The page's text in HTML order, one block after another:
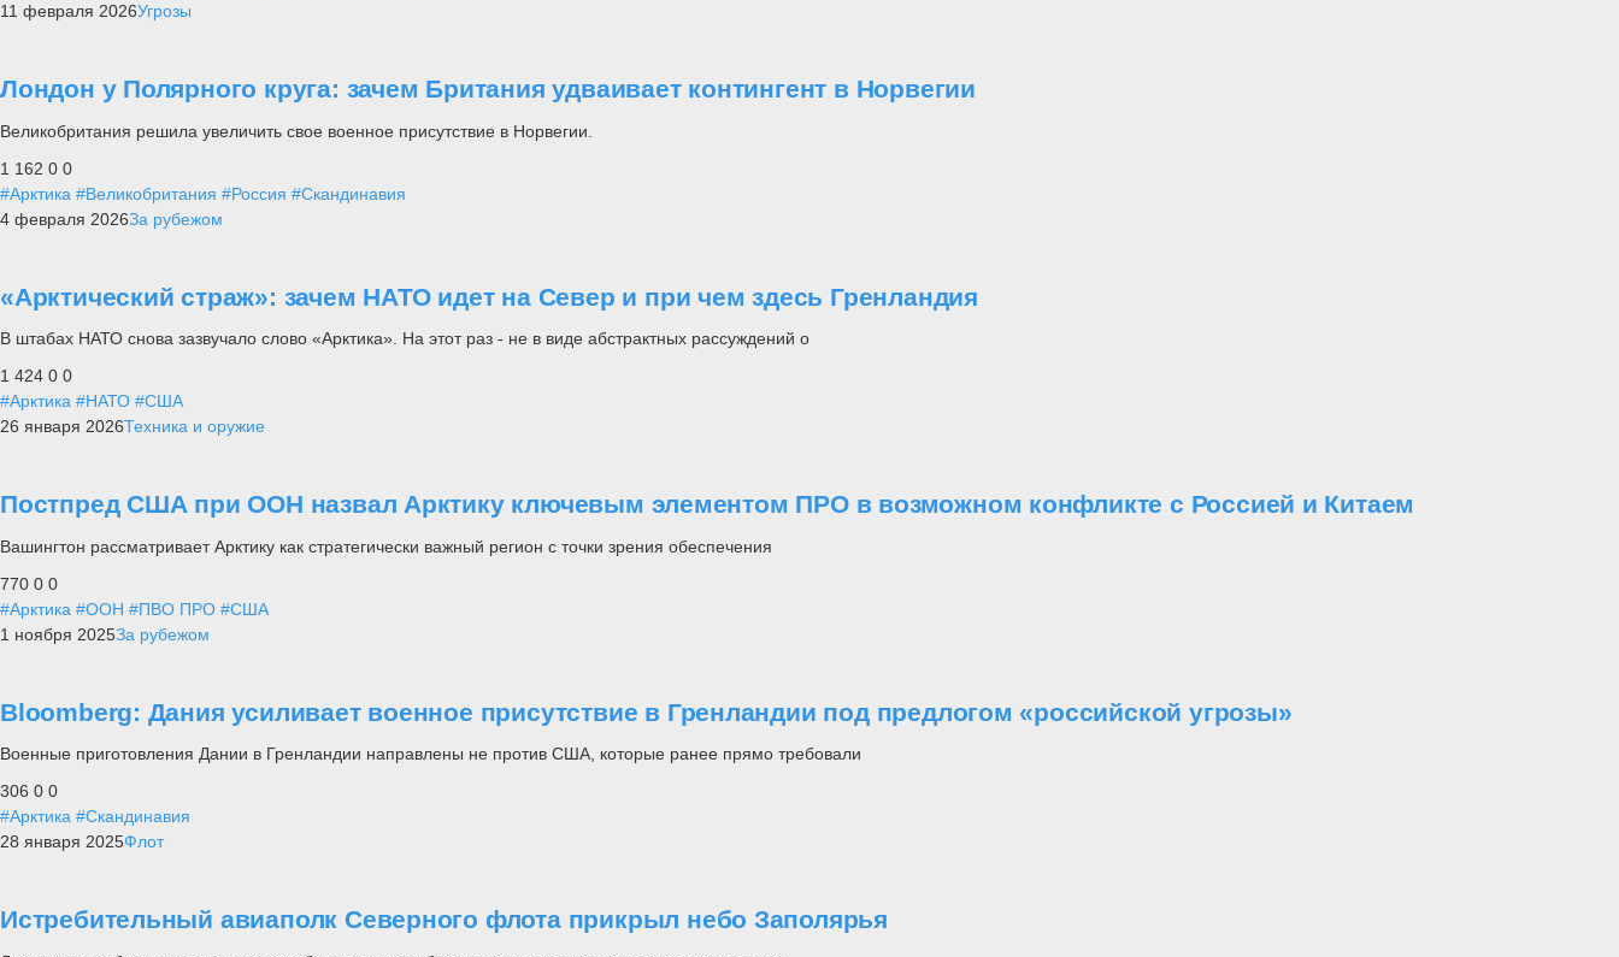
11 февраля 2026Угрозы
Лондон у Полярного круга: зачем Британия удваивает контингент в Норвегии
Великобритания решила увеличить свое военное присутствие в Норвегии.
1 162 0 0
#Арктика #Великобритания #Россия #Скандинавия
4 февраля 2026За рубежом
«Арктический страж»: зачем НАТО идет на Север и при чем здесь Гренландия
В штабах НАТО снова зазвучало слово «Арктика». На этот раз - не в виде абстрактных рассуждений о
1 424 0 0
#Арктика #НАТО #США
26 января 2026Техника и оружие
Постпред США при ООН назвал Арктику ключевым элементом ПРО в возможном конфликте с Россией и Китаем
Вашингтон рассматривает Арктику как стратегически важный регион с точки зрения обеспечения
770 0 0
#Арктика #ООН #ПВО ПРО #США
1 ноября 2025За рубежом
Bloomberg: Дания усиливает военное присутствие в Гренландии под предлогом «российской угрозы»
Военные приготовления Дании в Гренландии направлены не против США, которые ранее прямо требовали
306 0 0
#Арктика #Скандинавия
28 января 2025Флот
Истребительный авиаполк Северного флота прикрыл небо Заполярья